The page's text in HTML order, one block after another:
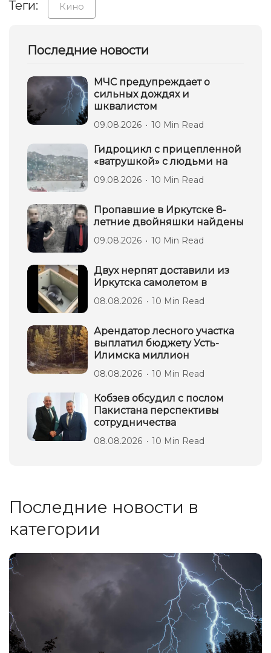
Теги: Кино
Последние новости
МЧС предупреждает о
сильных дождях и
шквалистом
09.08.2026 10 Min Read
Гидроцикл с прицепленной
«ватрушкой» с людьми на
09.08.2026 10 Min Read
Пропавшие в Иркутске 8-
летние двойняшки найдены
09.08.2026 10 Min Read
Двух нерпят доставили из
Иркутска самолетом в
08.08.2026 10 Min Read
Арендатор лесного участка
выплатил бюджету Усть-
Илимска миллион
08.08.2026 10 Min Read
Кобзев обсудил с послом
Пакистана перспективы
сотрудничества
08.08.2026 10 Min Read
Последние новости в
категории